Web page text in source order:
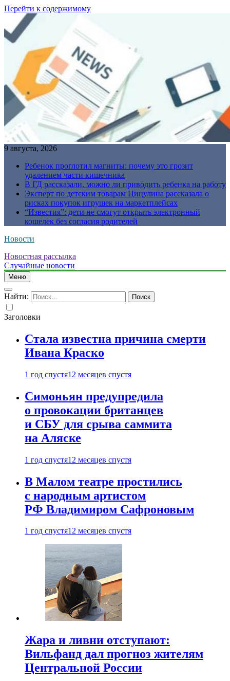
Перейти к содержимому
9 августа, 2026
Ребенок проглотил магниты: почему это грозит
удалением части кишечника
В ГД рассказали, можно ли приводить ребенка на работу
Эксперт по детским товарам Цицулина рассказала о
рисках покупок игрушек на маркетплейсах
“Известия”: дети не смогут открыть электронный
кошелек без согласия родителей
Новости
Новостная рассылка
Случайные новости
Меню
Найти:
Заголовки
Стала известна причина смерти
Ивана Краско
1 год спустя12 месяцев спустя
Симоньян предупредила
о провокации британцев
и СБУ для срыва саммита
на Аляске
1 год спустя12 месяцев спустя
В Малом театре простились
с народным артистом
РФ Владимиром Сафроновым
1 год спустя12 месяцев спустя
Жара и ливни отступают:
Вильфанд дал прогноз жителям
Центральной России